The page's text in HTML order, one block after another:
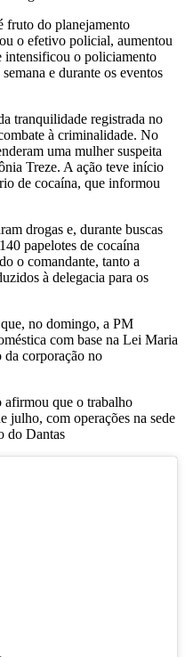
fruto do planejamento
o efetivo policial, aumentou
intensificou o policiamento
e durante os eventos
tranquilidade registrada no
à criminalidade. No
uma mulher suspeita
Treze. A ação teve início
de cocaína, que informou
drogas e, durante buscas
papelotes de cocaína
o comandante, tanto a
à delegacia para os
no domingo, a PM
com base na Lei Maria
da corporação no
que o trabalho
julho, com operações na sede
do Dantas